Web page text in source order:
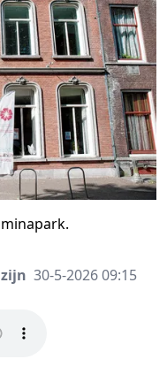
30-5-2026 09:15